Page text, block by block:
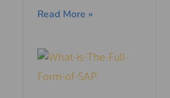
Read More »